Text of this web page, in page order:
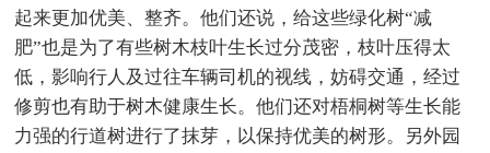
起来更加优美、整齐。他们还说，给这些绿化树“减
肥”也是为了有些树木枝叶生长过分茂密，枝叶压得太
低，影响行人及过往车辆司机的视线，妨碍交通，经过
修剪也有助于树木健康生长。他们还对梧桐树等生长能
力强的行道树进行了抹芽，以保持优美的树形。另外园